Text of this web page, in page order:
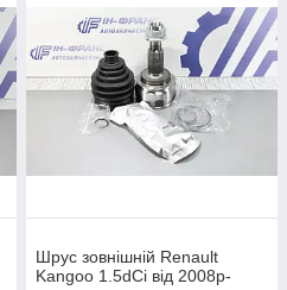
Шрус зовнішній Renault
Kangoo 1.5dCi від 2008р-